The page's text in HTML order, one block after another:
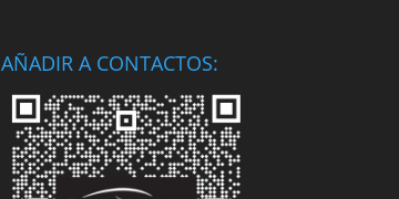
AÑADIR A CONTACTOS: